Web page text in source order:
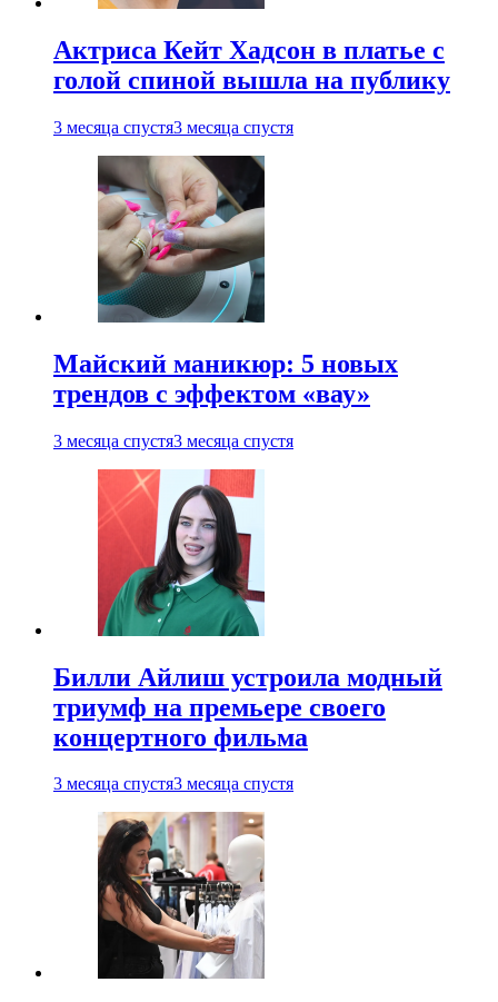
Актриса Кейт Хадсон в платье с
голой спиной вышла на публику
3 месяца спустя3 месяца спустя
Майский маникюр: 5 новых
трендов с эффектом «вау»
3 месяца спустя3 месяца спустя
Билли Айлиш устроила модный
триумф на премьере своего
концертного фильма
3 месяца спустя3 месяца спустя